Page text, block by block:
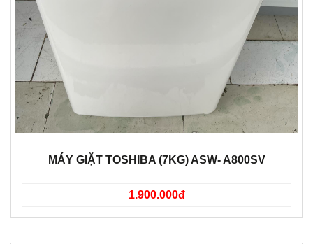
MÁY GIẶT TOSHIBA (7KG) ASW- A800SV
1.900.000đ